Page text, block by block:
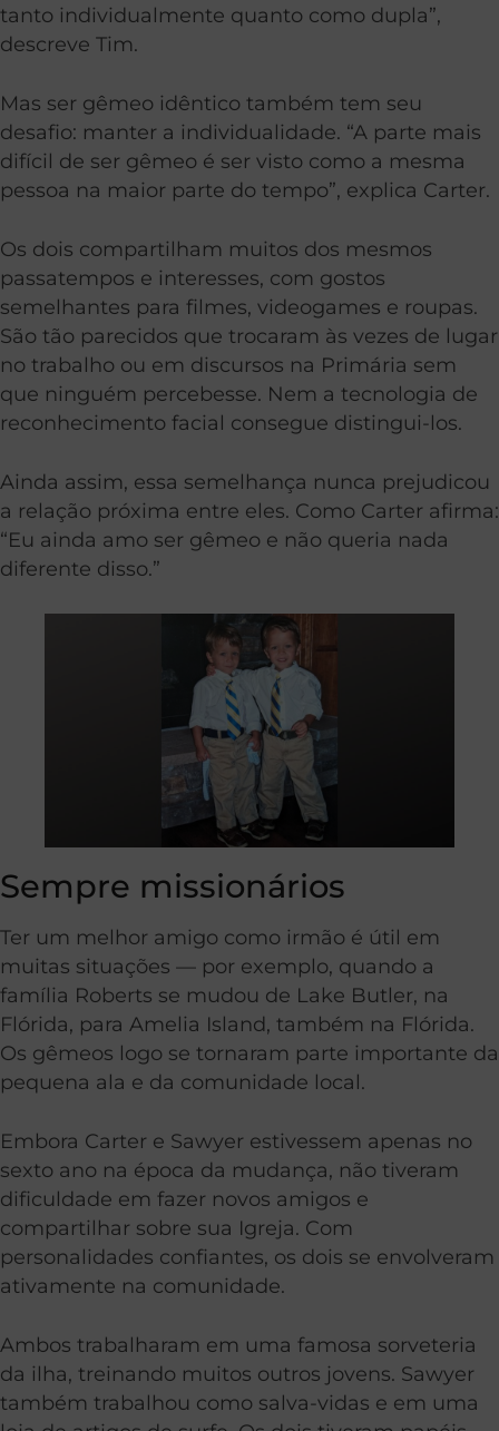
tanto individualmente quanto como dupla”,
descreve Tim.
Mas ser gêmeo idêntico também tem seu
desafio: manter a individualidade. “A parte mais
difícil de ser gêmeo é ser visto como a mesma
pessoa na maior parte do tempo”, explica Carter.
Os dois compartilham muitos dos mesmos
passatempos e interesses, com gostos
semelhantes para filmes, videogames e roupas.
São tão parecidos que trocaram às vezes de lugar
no trabalho ou em discursos na Primária sem
que ninguém percebesse. Nem a tecnologia de
reconhecimento facial consegue distingui-los.
Ainda assim, essa semelhança nunca prejudicou
a relação próxima entre eles. Como Carter afirma:
“Eu ainda amo ser gêmeo e não queria nada
diferente disso.”
Sempre missionários
Ter um melhor amigo como irmão é útil em
muitas situações — por exemplo, quando a
família Roberts se mudou de Lake Butler, na
Flórida, para Amelia Island, também na Flórida.
Os gêmeos logo se tornaram parte importante da
pequena ala e da comunidade local.
Embora Carter e Sawyer estivessem apenas no
sexto ano na época da mudança, não tiveram
dificuldade em fazer novos amigos e
compartilhar sobre sua Igreja. Com
personalidades confiantes, os dois se envolveram
ativamente na comunidade.
Ambos trabalharam em uma famosa sorveteria
da ilha, treinando muitos outros jovens. Sawyer
também trabalhou como salva-vidas e em uma